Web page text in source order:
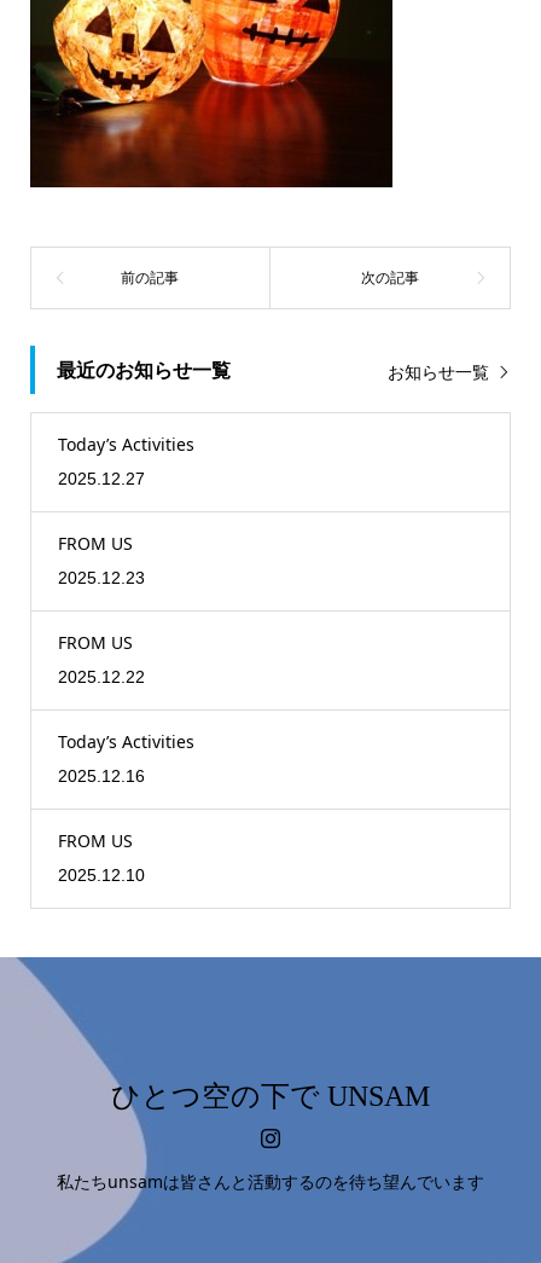
最近のお知らせ一覧 お知らせ一覧
Today’s Activities
2025.12.27
FROM US
2025.12.23
FROM US
2025.12.22
Today’s Activities
2025.12.16
FROM US
2025.12.10
ひとつ空の下で UNSAM
私たちunsamは皆さんと活動するのを待ち望んでいます